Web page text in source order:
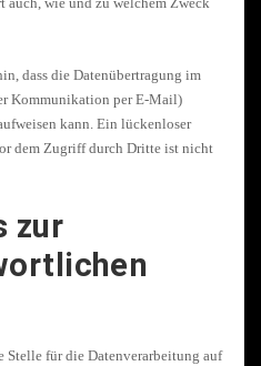
dass die Datenübertragung im
Kommunikation per E-Mail)
kann. Ein lückenloser
dem Zugriff durch Dritte ist nicht
zur
Stelle für die Datenverarbeitung auf